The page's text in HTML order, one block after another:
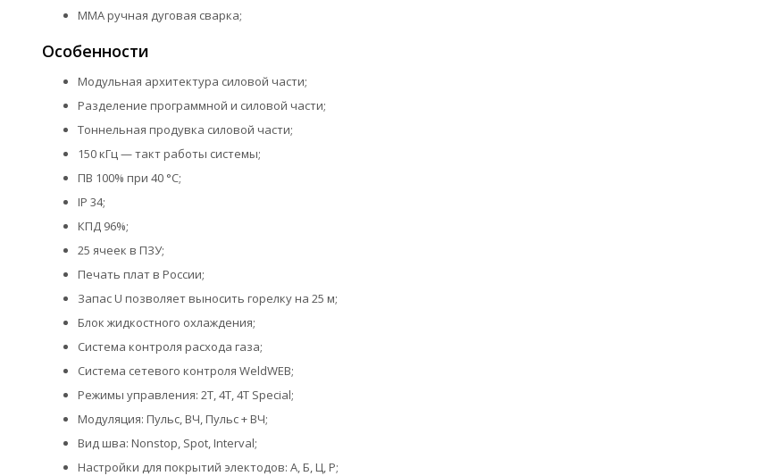
MMA ручная дуговая сварка;
Особенности
Модульная архитектура силовой части;
Разделение программной и силовой части;
Тоннельная продувка силовой части;
150 кГц — такт работы системы;
ПВ 100% при 40 °С;
IP 34;
КПД 96%;
25 ячеек в ПЗУ;
Печать плат в России;
Запас U позволяет выносить горелку на 25 м;
Блок жидкостного охлаждения;
Система контроля расхода газа;
Система сетевого контроля WeldWEB;
Режимы управления: 2T, 4T, 4T Special;
Модуляция: Пульс, ВЧ, Пульс + ВЧ;
Вид шва: Nonstop, Spot, Interval;
Настройки для покрытий электодов: А, Б, Ц, Р;